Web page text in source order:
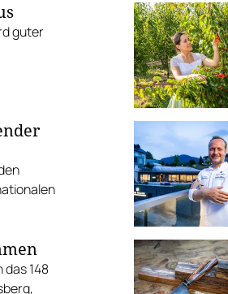
guter
148